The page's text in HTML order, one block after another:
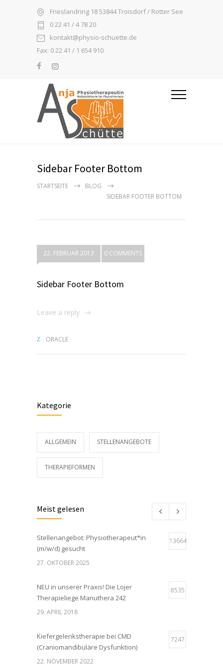
Frieslandring 18 53844 Troisdorf / Rotter See
0 22 41 / 4 78 20
kontakt@physio-schuette.de
Fax: 0 22 41 / 1 654 910
Sidebar Footer Bottom
STARTSEITE
BLOG
SIDEBAR FOOTER BOTTOM
22. FEBRUAR 2013 0 COMMENTS
Sidebar Footer Bottom
Leave a reply
ORACLE
Kategorie
ALLGEMEIN STELLENANGEBOTE
THERAPIEFORMEN
Meist gelesen
Stellenangebot: Physiotherapeut*in
(m/w/d) gesucht
13664
27. OKTOBER 2025
NEU in unserer Praxis! Die Lojer
Therapieliege Manuthera 242
8535
29. APRIL 2018
Kiefergelenkstherapie bei CMD
(Craniomandibuläre Dysfunktion)
7247
22. NOVEMBER 2022